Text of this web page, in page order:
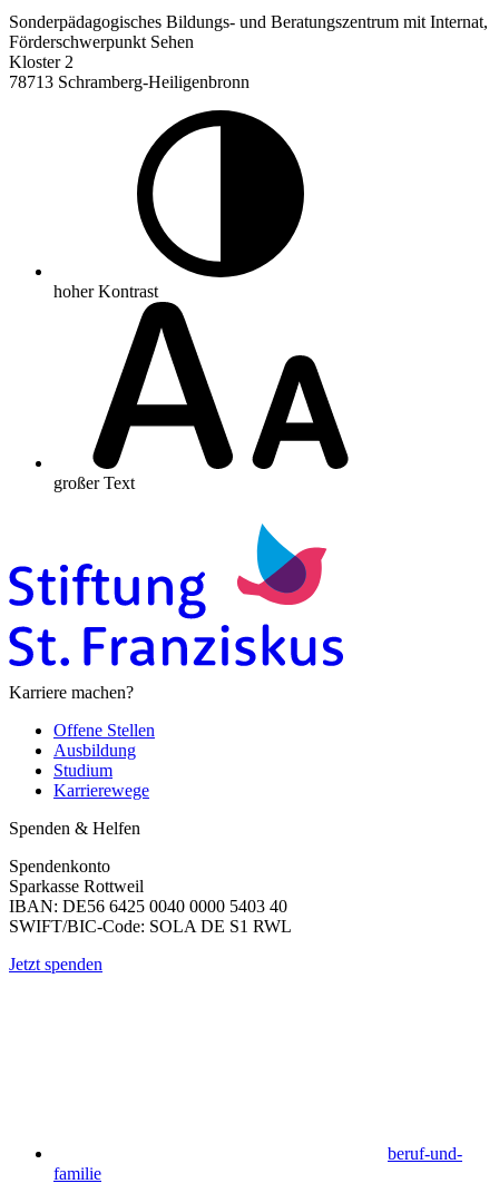
Sonderpädagogisches Bildungs- und Beratungszentrum mit Internat,
Förderschwerpunkt Sehen
Kloster 2
78713 Schramberg-Heiligenbronn
hoher Kontrast
großer Text
Karriere machen?
Offene Stellen
Ausbildung
Studium
Karrierewege
Spenden & Helfen
Spendenkonto
Sparkasse Rottweil
IBAN: DE56 6425 0040 0000 5403 40
SWIFT/BIC-Code: SOLA DE S1 RWL
Jetzt spenden
beruf-und-
familie